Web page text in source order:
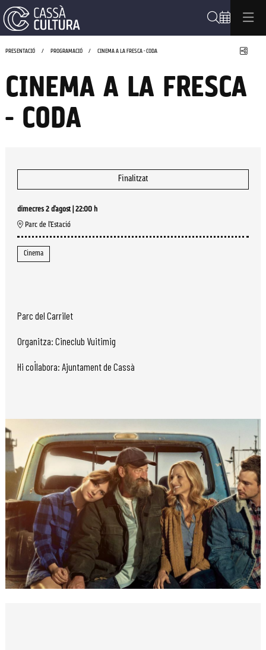
PRESENTACIÓ PROGRAMACIÓ CINEMA A LA FRESCA - CODA
CINEMA A LA FRESCA
- CODA
Finalitzat
dimecres 2 d’agost
22:00 h
Parc de l'Estació
Cinema
Parc del Carrilet
Organitza: Cineclub Vuitimig
Hi col·labora: Ajuntament de Cassà